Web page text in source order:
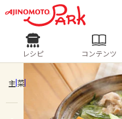
ログインする
ログイン
レシピ
人気の食材・レシピ
レシピ コンテンツ
主菜